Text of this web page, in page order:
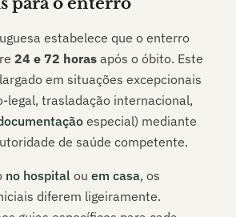
estabelece que o enterro
24 e 72 horas após o óbito. Este
em situações excepcionais
legal, trasladação internacional,
especial) mediante
de saúde competente.
no hospital ou em casa, os
diferem ligeiramente.